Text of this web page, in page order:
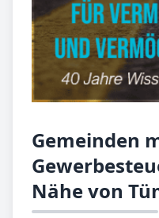
Gemeinden
Nähe von